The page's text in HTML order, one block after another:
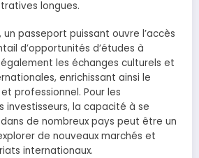
longues.
passeport puissant ouvre l’accès
d’opportunités d’études à
les échanges culturels et
enrichissant ainsi le
professionnel. Pour les
investisseurs, la capacité à se
de nombreux pays peut être un
de nouveaux marchés et
internationaux.